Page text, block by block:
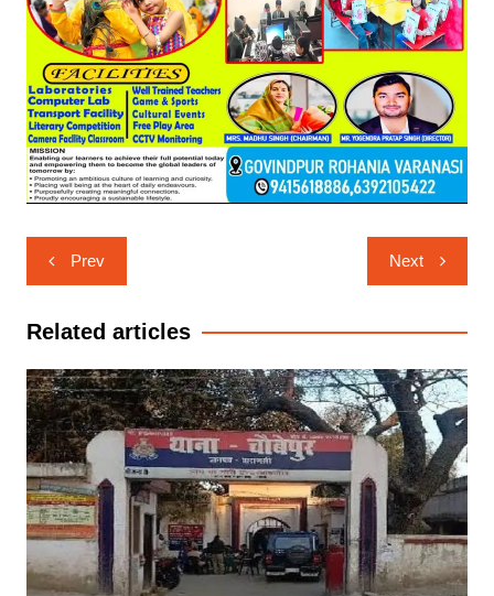
Post
navigation
Prev Next
Related articles